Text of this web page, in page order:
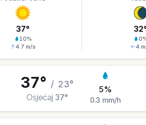
37°
10%
4.7 m/s
32
0
4
37° / 23°
Osjećaj 37°
5%
0.3 mm/h